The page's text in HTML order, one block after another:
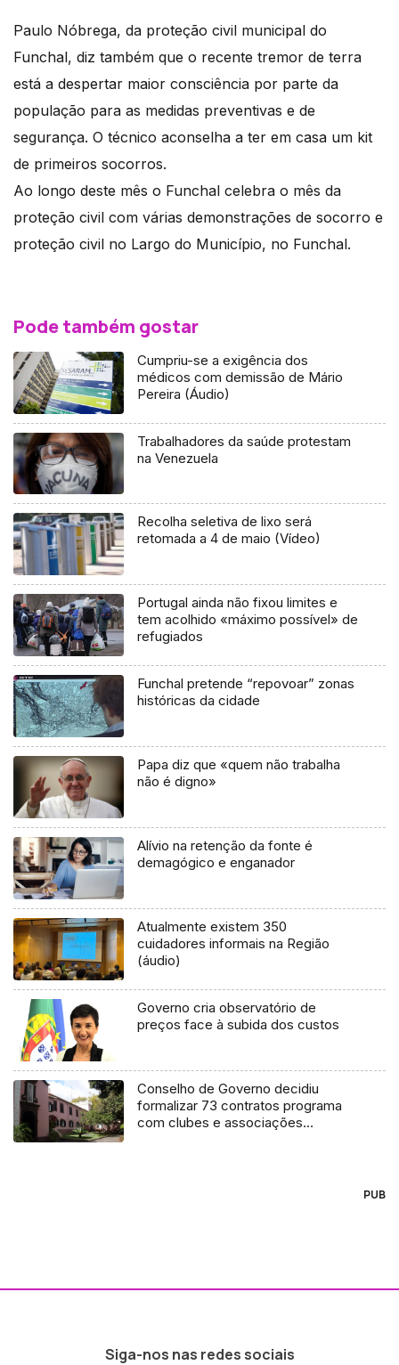
Paulo Nóbrega, da proteção civil municipal do
Funchal, diz também que o recente tremor de terra
está a despertar maior consciência por parte da
população para as medidas preventivas e de
segurança. O técnico aconselha a ter em casa um kit
de primeiros socorros.
Ao longo deste mês o Funchal celebra o mês da
proteção civil com várias demonstrações de socorro e
proteção civil no Largo do Município, no Funchal.
Pode também gostar
Cumpriu-se a exigência dos
médicos com demissão de Mário
Pereira (Áudio)
Trabalhadores da saúde protestam
na Venezuela
Recolha seletiva de lixo será
retomada a 4 de maio (Vídeo)
Portugal ainda não fixou limites e
tem acolhido «máximo possível» de
refugiados
Funchal pretende “repovoar” zonas
históricas da cidade
Papa diz que «quem não trabalha
não é digno»
Alívio na retenção da fonte é
demagógico e enganador
Atualmente existem 350
cuidadores informais na Região
(áudio)
Governo cria observatório de
preços face à subida dos custos
Conselho de Governo decidiu
formalizar 73 contratos programa
com clubes e associações
PUB
Siga-nos nas redes sociais